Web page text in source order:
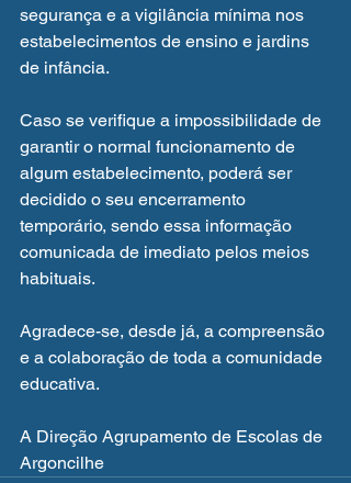
segurança e a vigilância mínima nos
estabelecimentos de ensino e jardins
de infância.
Caso se verifique a impossibilidade de
garantir o normal funcionamento de
algum estabelecimento, poderá ser
decidido o seu encerramento
temporário, sendo essa informação
comunicada de imediato pelos meios
habituais.
Agradece-se, desde já, a compreensão
e a colaboração de toda a comunidade
educativa.
A Direção Agrupamento de Escolas de
Argoncilhe